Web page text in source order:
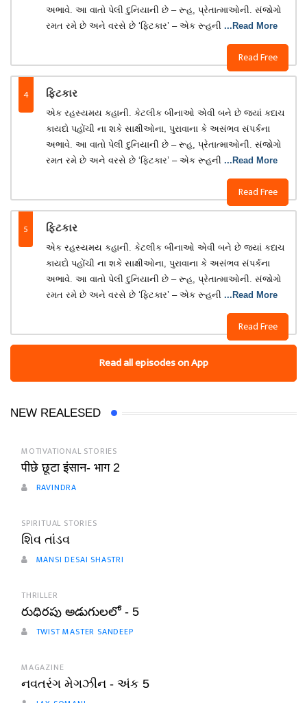
Read Free
અભાવે. આ વાતો પેલી દુનિયાની છે – રૂહ, પ્રેતાત્માઓની. સંજોગો
રમત રમે છે અને વરસે છે ‘ફિટકાર’ – એક રૂહની ...Read More
4 ફિટકાર
Read Free
એક રહસ્યમય કહાની. કેટલીક બીનાઓ એવી બને છે જ્યાં કદાચ
કાયદો પહોંચી ના શકે સાક્ષીઓના, પુરાવાના કે અસંભવ સંપર્કના
અભાવે. આ વાતો પેલી દુનિયાની છે – રૂહ, પ્રેતાત્માઓની. સંજોગો
રમત રમે છે અને વરસે છે ‘ફિટકાર’ – એક રૂહની ...Read More
5 ફિટકાર
Read Free
એક રહસ્યમય કહાની. કેટલીક બીનાઓ એવી બને છે જ્યાં કદાચ
કાયદો પહોંચી ના શકે સાક્ષીઓના, પુરાવાના કે અસંભવ સંપર્કના
અભાવે. આ વાતો પેલી દુનિયાની છે – રૂહ, પ્રેતાત્માઓની. સંજોગો
રમત રમે છે અને વરસે છે ‘ફિટકાર’ – એક રૂહની ...Read More
Read all episodes on App
NEW REALESED
MOTIVATIONAL STORIES
पीछे छूटा इंसान- भाग 2
RAVINDRA
SPIRITUAL STORIES
શિવ તાંડવ
MANSI DESAI SHASTRI
THRILLER
రుధిరపు అడుగులలో - 5
TWIST MASTER SANDEEP
MAGAZINE
નવતરંગ મેગઝીન - અંક 5